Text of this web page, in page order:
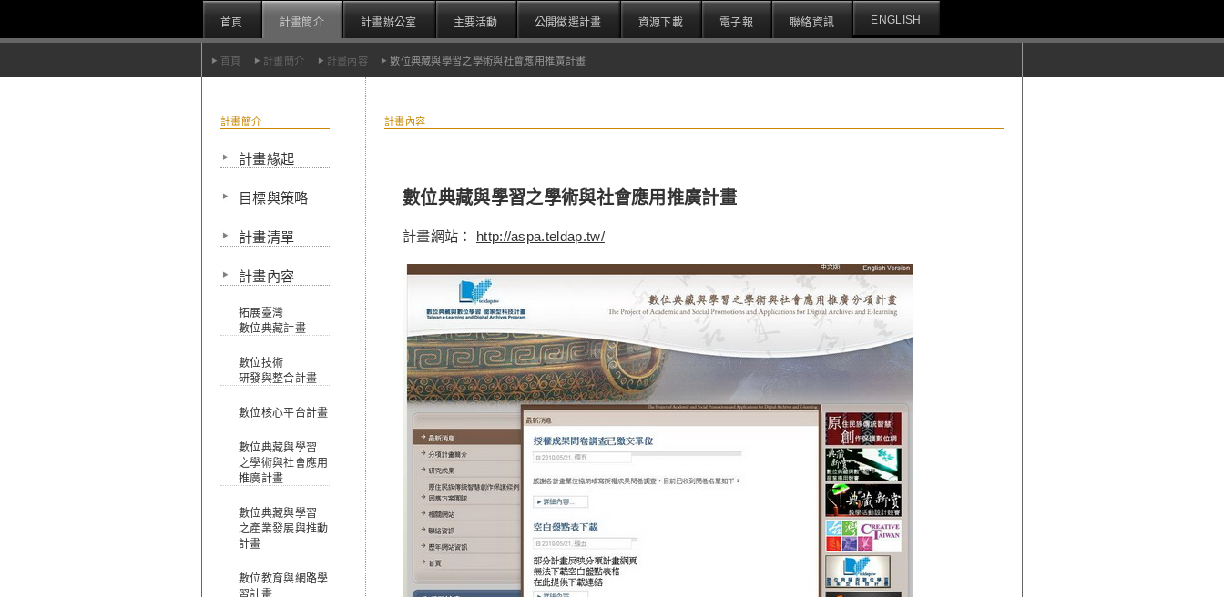
首頁 計畫簡介 計畫辦公室 主要活動 公開徵選計畫 資源下載 電子報 聯絡資訊 ENGLISH
首頁 計畫簡介 計畫內容 數位典藏與學習之學術與社會應用推廣計畫
計畫簡介
計畫緣起
目標與策略
計畫清單
計畫內容
拓展臺灣
數位典藏計畫
數位技術
研發與整合計畫
數位核心平台計畫
數位典藏與學習
之學術與社會應用
推廣計畫
數位典藏與學習
之產業發展與推動
計畫
數位教育與網路學
習計畫
計畫內容
數位典藏與學習之學術與社會應用推廣計畫
計畫網站： http://aspa.teldap.tw/